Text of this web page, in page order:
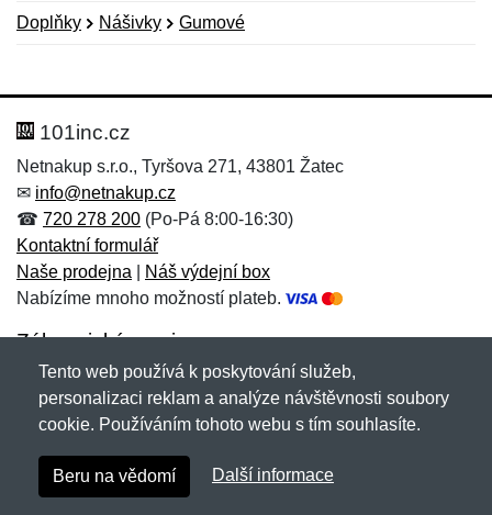
Doplňky Nášivky Gumové
Hodnocení:
Jméno: *
Zpráva*
Jméno:
E-mail:*
101inc.cz
Netnakup s.r.o., Tyršova 271, 43801 Žatec
✉ info@netnakup.cz
☎ 720 278 200 (Po-Pá 8:00-16:30)
Kontaktní formulář
Naše prodejna
Náš výdejní box
Nabízíme mnoho možností plateb.
Zákaznický servis
Novinky emailem
Copyright © 2007-2026 (19 let s vámi)Netnakup.cz
NetIQ. Všechna práva vyhrazena.
Tento web používá k poskytování služeb,
personalizaci reklam a analýze návštěvnosti soubory
cookie. Používáním tohoto webu s tím souhlasíte.
Beru na vědomí Další informace